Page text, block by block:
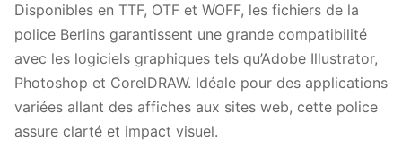
Disponibles en TTF, OTF et WOFF, les fichiers de la
police Berlins garantissent une grande compatibilité
avec les logiciels graphiques tels qu’Adobe Illustrator,
Photoshop et CorelDRAW. Idéale pour des applications
variées allant des affiches aux sites web, cette police
assure clarté et impact visuel.